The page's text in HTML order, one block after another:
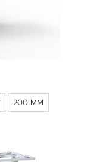
200 MM